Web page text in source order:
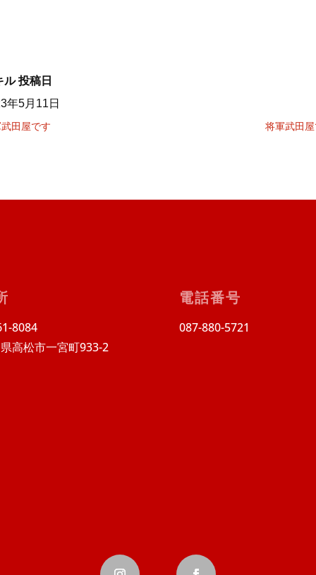
ル 投稿日
年5月11日
田屋です 将軍武田
8084
高松市一宮町933-2
電話番号
087-880-5721